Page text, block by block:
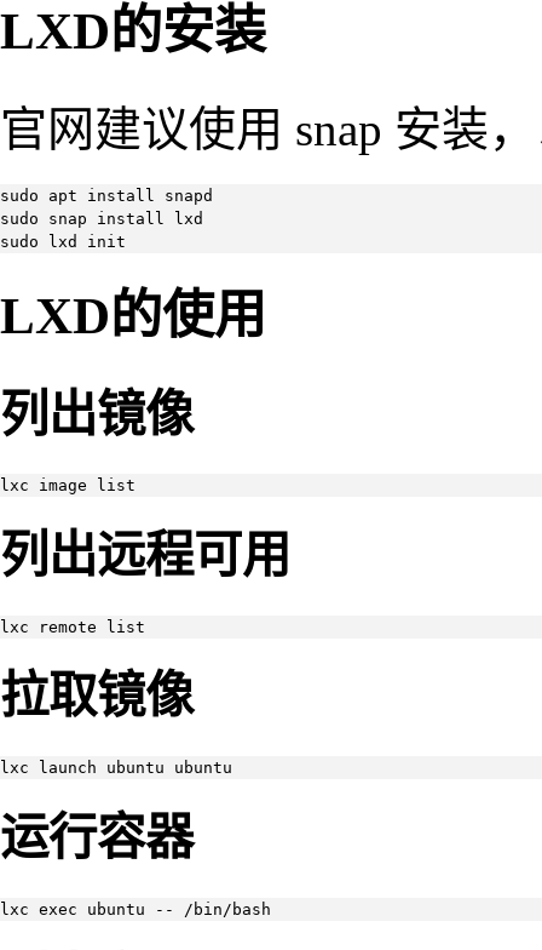
LXD的安装
官网建议使用 snap 安装
sudo apt install snapd
sudo snap install lxd
sudo lxd init
LXD的使用
列出镜像
lxc image list
列出远程可用
lxc remote list
拉取镜像
lxc launch ubuntu ubuntu
运行容器
lxc exec ubuntu -- /bin/bash